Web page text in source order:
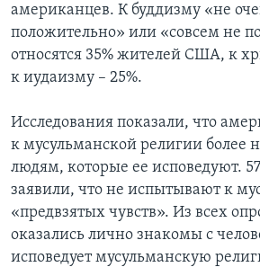
американцев. К буддизму «не
положительно» или «совсем не
относятся 35% жителей США, к
к иудаизму – 25%.
Исследования показали, что
к мусульманской религии более
людям, которые ее исповедуют.
заявили, что не испытывают к
«предвзятых чувств». Из всех
оказались лично знакомы с
исповедует мусульманскую